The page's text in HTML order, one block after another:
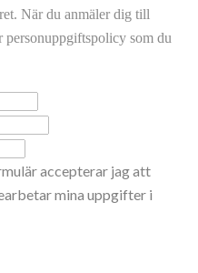
När du anmäler dig till
personuppgiftspolicy som du
accepterar jag att
mina uppgifter i